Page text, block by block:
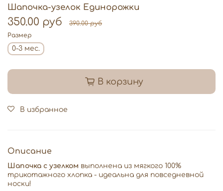
Шапочка-узелок Единорожки
350.00 руб
390.00 руб
Размер
0-3 мес.
В корзину
В избранное
Описание
Шапочка с узелком выполнена из мягкого 100%
трикотажного хлопка - идеальна для повседневной
носки!